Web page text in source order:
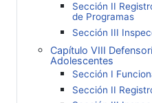
Sección II
de Programas
Sección III
Capítulo VIII
Adolescentes
Sección I
Sección II